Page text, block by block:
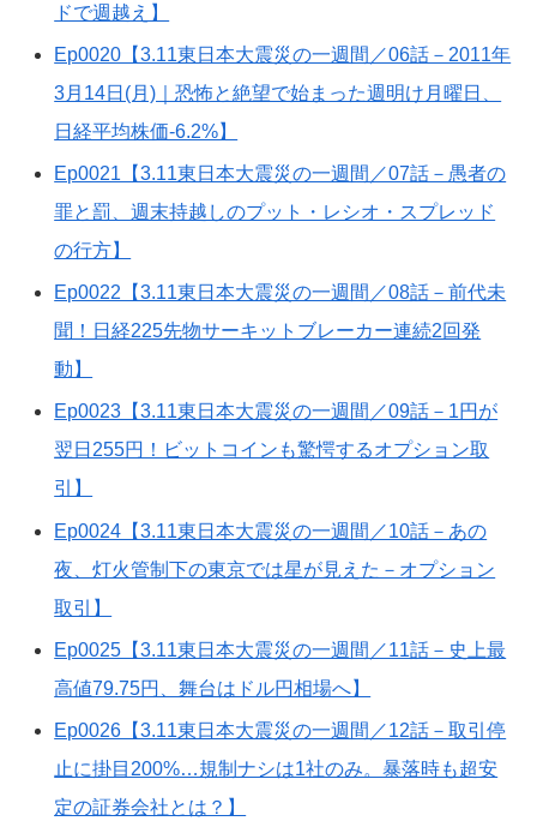
ドで週越え】
Ep0020【3.11東日本大震災の一週間／06話－2011年
3月14日(月)｜恐怖と絶望で始まった週明け月曜日、
日経平均株価-6.2%】
Ep0021【3.11東日本大震災の一週間／07話－愚者の
罪と罰、週末持越しのプット・レシオ・スプレッド
の行方】
Ep0022【3.11東日本大震災の一週間／08話－前代未
聞！日経225先物サーキットブレーカー連続2回発
動】
Ep0023【3.11東日本大震災の一週間／09話－1円が
翌日255円！ビットコインも驚愕するオプション取
引】
Ep0024【3.11東日本大震災の一週間／10話－あの
夜、灯火管制下の東京では星が見えた－オプション
取引】
Ep0025【3.11東日本大震災の一週間／11話－史上最
高値79.75円、舞台はドル円相場へ】
Ep0026【3.11東日本大震災の一週間／12話－取引停
止に掛目200%…規制ナシは1社のみ。暴落時も超安
定の証券会社とは？】